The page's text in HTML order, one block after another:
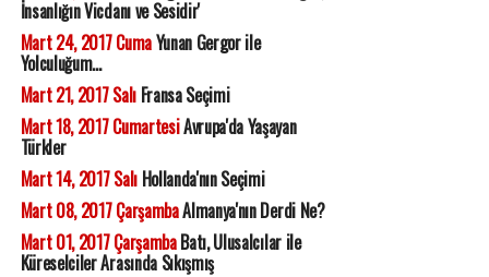
İnsanlığın Vicdanı ve Sesidir'
Mart 24, 2017 CumaYunan Gergor ile
Yolculuğum...
Mart 21, 2017 SalıFransa Seçimi
Mart 18, 2017 CumartesiAvrupa'da Yaşayan
Türkler
Mart 14, 2017 SalıHollanda'nın Seçimi
Mart 08, 2017 ÇarşambaAlmanya'nın Derdi Ne?
Mart 01, 2017 ÇarşambaBatı, Ulusalcılar ile
Küreselciler Arasında Sıkışmış